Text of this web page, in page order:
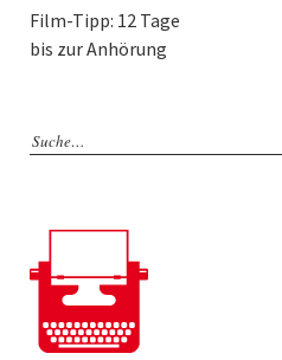
Film-Tipp: 12 Tage
bis zur Anhörung